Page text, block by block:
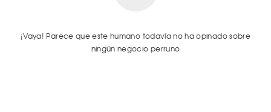
¡Vaya! Parece que este humano todavía no ha opinado sobre
ningún negocio perruno